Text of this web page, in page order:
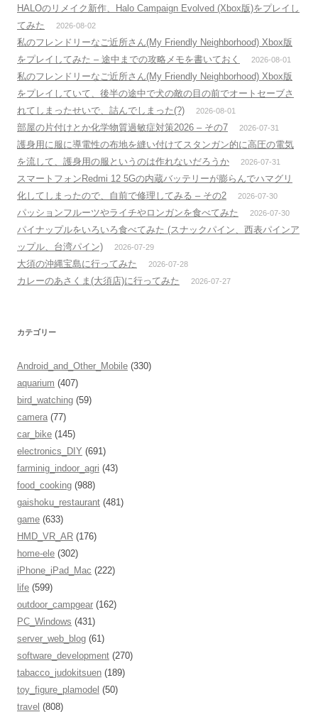
HALOのリメイク新作、Halo Campaign Evolved (Xbox版)をプレイし
てみた
2026-08-02
私のフレンドリーなご近所さん(My Friendly Neighborhood) Xbox版
をプレイしてみた – 途中までの攻略メモを書いておく
2026-08-01
私のフレンドリーなご近所さん(My Friendly Neighborhood) Xbox版
をプレイしていて、後半の途中で犬の敵の目の前でオートセーブさ
れてしまったせいで、詰んでしまった(?)
2026-08-01
部屋の片付けとか化学物質過敏症対策2026 – その7 2026-07-31
護身用に服に導電性の布地を縫い付けてスタンガン的に高圧の電気
を流して、護身用の服というのは作れないだろうか
2026-07-31
スマートフォンRedmi 12 5Gの内蔵バッテリーが膨らんでハマグリ
化してしまったので、自前で修理してみる – その2
2026-07-30
パッションフルーツやライチやロンガンを食べてみた 2026-07-30
パイナップルをいろいろ食べてみた (スナックパイン、西表パインア
ップル、台湾パイン)
2026-07-29
大須の沖縄宝島に行ってみた 2026-07-28
カレーのあさくま(大須店)に行ってみた 2026-07-27
カテゴリー
Android_and_Other_Mobile (330)
aquarium (407)
bird_watching (59)
camera (77)
car_bike (145)
electronics_DIY (691)
farminig_indoor_agri (43)
food_cooking (988)
gaishoku_restaurant (481)
game (633)
HMD_VR_AR (176)
home-ele (302)
iPhone_iPad_Mac (222)
life (599)
outdoor_campgear (162)
PC_Windows (431)
server_web_blog (61)
software_development (270)
tabacco_judokitsuen (189)
toy_figure_plamodel (50)
travel (808)